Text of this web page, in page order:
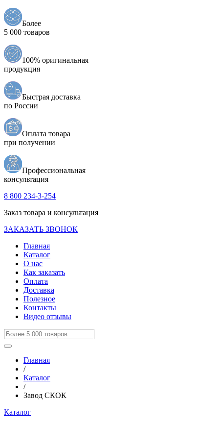
Более
5 000 товаров
100% оригинальная
продукция
Быстрая доставка
по России
Оплата товара
при получении
Профессиональная
консультация
8 800 234-3-254
Заказ товара и консультация
ЗАКАЗАТЬ ЗВОНОК
Главная
Каталог
О нас
Как заказать
Оплата
Доставка
Полезное
Контакты
Видео отзывы
Главная
/
Каталог
/
Завод СКОК
Каталог